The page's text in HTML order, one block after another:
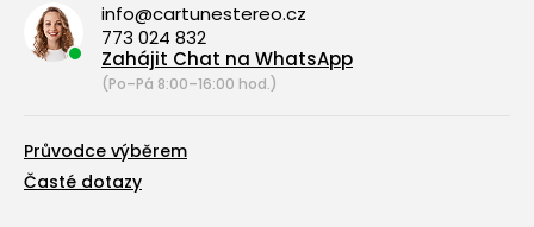
info@cartunestereo.cz
773 024 832
Zahájit Chat na WhatsApp
(Po–Pá 8:00–16:00 hod.)
Průvodce výběrem
Časté dotazy